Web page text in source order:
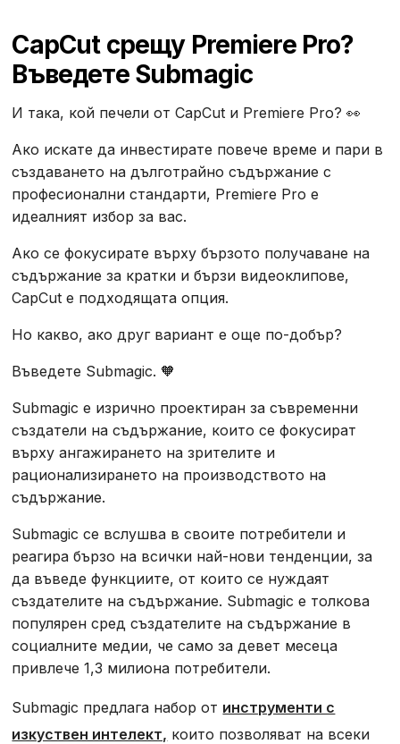
CapCut срещу Premiere Pro?
Въведете Submagic
И така, кой печели от CapCut и Premiere Pro? 👀
Ако искате да инвестирате повече време и пари в
създаването на дълготрайно съдържание с
професионални стандарти, Premiere Pro е
идеалният избор за вас.
Ако се фокусирате върху бързото получаване на
съдържание за кратки и бързи видеоклипове,
CapCut е подходящата опция.
Но какво, ако друг вариант е още по-добър?
Въведете Submagic. 🧡
Submagic е изрично проектиран за съвременни
създатели на съдържание, които се фокусират
върху ангажирането на зрителите и
рационализирането на производството на
съдържание.
Submagic се вслушва в своите потребители и
реагира бързо на всички най-нови тенденции, за
да въведе функциите, от които се нуждаят
създателите на съдържание. Submagic е толкова
популярен сред създателите на съдържание в
социалните медии, че само за девет месеца
привлече 1,3 милиона потребители.
Submagic предлага набор от инструменти с
изкуствен интелект, които позволяват на всеки